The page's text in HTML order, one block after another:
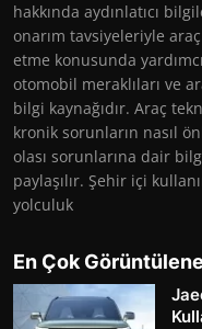
hakkında aydınlatıcı
onarım tavsiyeleriyle
etme konusunda
otomobil meraklıları ve
bilgi kaynağıdır. Araç
kronik sorunların nasıl
olası sorunlarına dair
paylaşılır. Şehir içi
yolculuk
En Çok